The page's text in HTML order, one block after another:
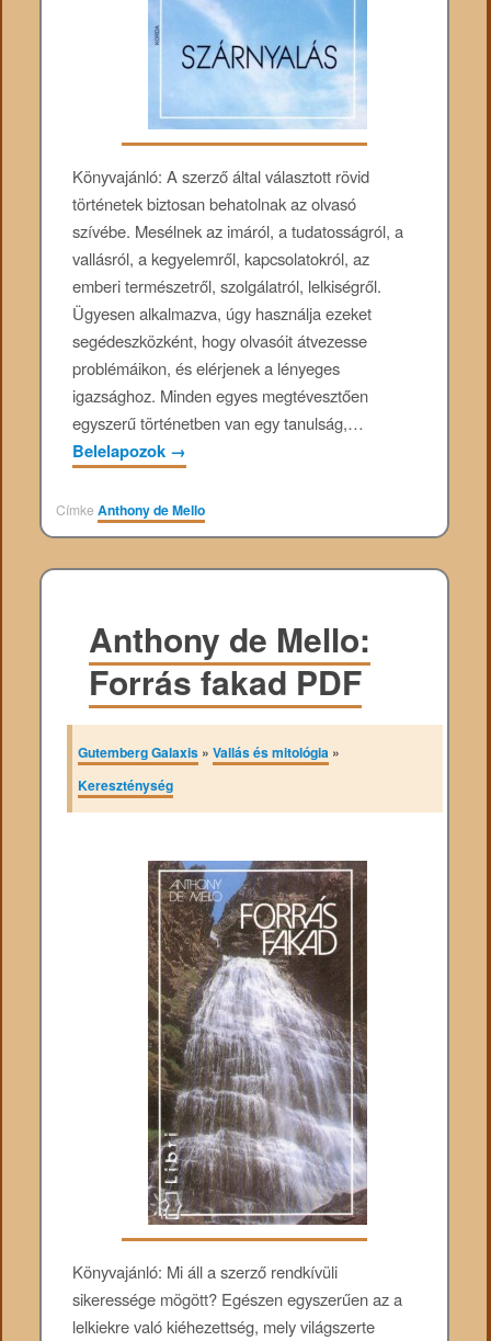
Könyvajánló: A szerző által választott rövid
történetek biztosan behatolnak az olvasó
szívébe. Mesélnek az imáról, a tudatosságról, a
vallásról, a kegyelemről, kapcsolatokról, az
emberi természetről, szolgálatról, lelkiségről.
Ügyesen alkalmazva, úgy használja ezeket
segédeszközként, hogy olvasóit átvezesse
problémáikon, és elérjenek a lényeges
igazsághoz. Minden egyes megtévesztően
egyszerű történetben van egy tanulság,…
Belelapozok →
CímkeAnthony de Mello
Anthony de Mello:
Forrás fakad PDF
Gutemberg Galaxis »Vallás és mitológia »
Kereszténység
Könyvajánló: Mi áll a szerző rendkívüli
sikeressége mögött? Egészen egyszerűen az a
lelkiekre való kiéhezettség, mely világszerte